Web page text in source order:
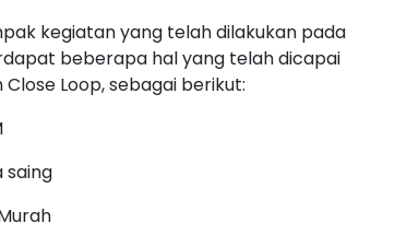
kegiatan yang telah dilakukan pada
beberapa hal yang telah dicapai
Loop, sebagai berikut:
saing